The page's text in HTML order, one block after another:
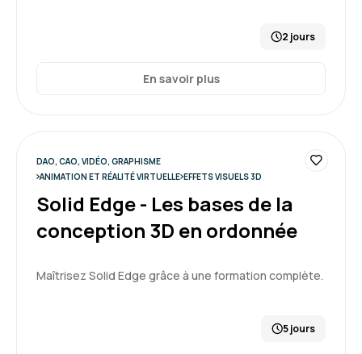
2 jours
En savoir plus
DAO, CAO, VIDÉO, GRAPHISME
ANIMATION ET RÉALITÉ VIRTUELLE EFFETS VISUELS 3D
Solid Edge - Les bases de la
conception 3D en ordonnée
Maîtrisez Solid Edge grâce à une formation complète.
5 jours